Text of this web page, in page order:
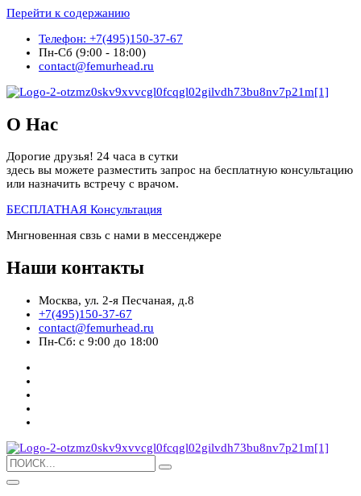
Перейти к содержанию
Телефон: +7(495)150-37-67
Пн-Сб (9:00 - 18:00)
contact@femurhead.ru
О Нас
Дорогие друзья! 24 часа в сутки
здесь вы можете разместить запрос на бесплатную консультацию
или назначить встречу с врачом.
БЕСПЛАТНАЯ Консультация
Мнгновенная свзь с нами в мессенджере
Наши контакты
Москва, ул. 2-я Песчаная, д.8
+7(495)150-37-67
contact@femurhead.ru
Пн-Сб: с 9:00 до 18:00